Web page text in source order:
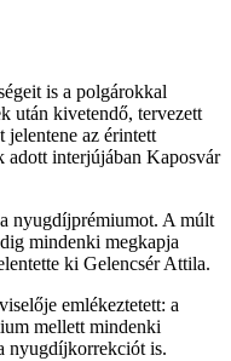
is a polgárokkal
után kivetendő, tervezett
az érintett
adott interjújában Kaposvár
nyugdíjprémiumot. A múlt
mindenki megkapja
ki Gelencsér Attila.
emlékeztetett: a
mellett mindenki
nyugdíjkorrekciót is.